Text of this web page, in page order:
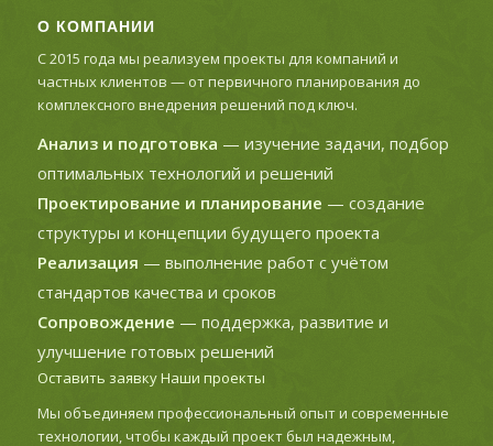
О КОМПАНИИ
С 2015 года мы реализуем проекты для компаний и
частных клиентов — от первичного планирования до
комплексного внедрения решений под ключ.
Анализ и подготовка — изучение задачи, подбор
оптимальных технологий и решений
Проектирование и планирование — создание
структуры и концепции будущего проекта
Реализация — выполнение работ с учётом
стандартов качества и сроков
Сопровождение — поддержка, развитие и
улучшение готовых решений
Оставить заявкуНаши проекты
Мы объединяем профессиональный опыт и современные
технологии, чтобы каждый проект был надежным,